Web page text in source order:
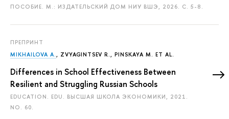
ПОСОБИЕ. М.: ИЗДАТЕЛЬСКИЙ ДОМ НИУ ВШЭ, 2026. С. 5-8.
ПРЕПРИНТ
MIKHAILOVA A., ZVYAGINTSEV R.,PINSKAYA М. ET AL.
Differences in School Effectiveness Between
Resilient and Struggling Russian Schools
EDUCATION. EDU. ВЫСШАЯ ШКОЛА ЭКОНОМИКИ, 2021.
NO. 60.